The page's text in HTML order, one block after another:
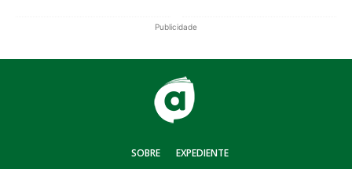
Publicidade
SOBRE EXPEDIENTE